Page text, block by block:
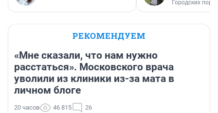
Городских
РЕКОМЕНДУЕМ
«Мне сказали, что нам нужно
расстаться». Московского врача
уволили из клиники из-за мата в
личном блоге
20 часов 46 815 26